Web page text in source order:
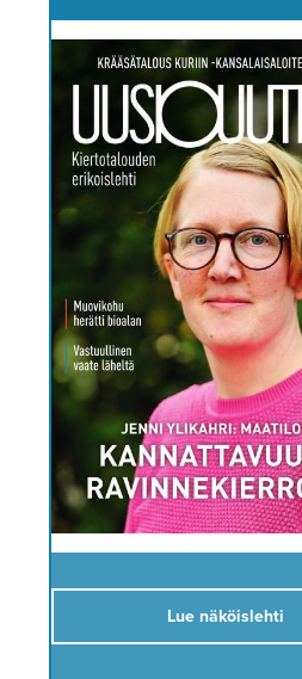
Lue näköislehti